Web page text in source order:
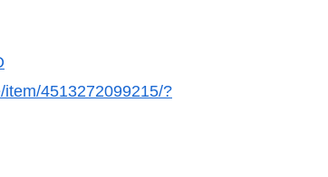
4513272099215/?